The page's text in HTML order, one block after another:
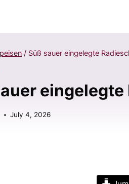
/ Süß sauer eingelegte
July 4, 2026